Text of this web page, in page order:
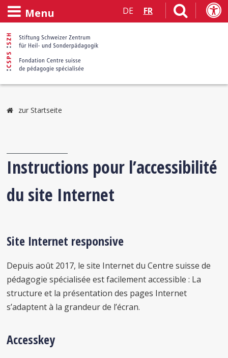
Menu DE FR
zur Startseite
Instructions pour l’accessibilité
du site Internet
Site Internet responsive
Depuis août 2017, le site Internet du Centre suisse de
pédagogie spécialisée est facilement accessible : La
structure et la présentation des pages Internet
s’adaptent à la grandeur de l’écran.
Accesskey